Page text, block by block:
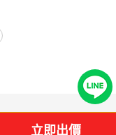
立即出價